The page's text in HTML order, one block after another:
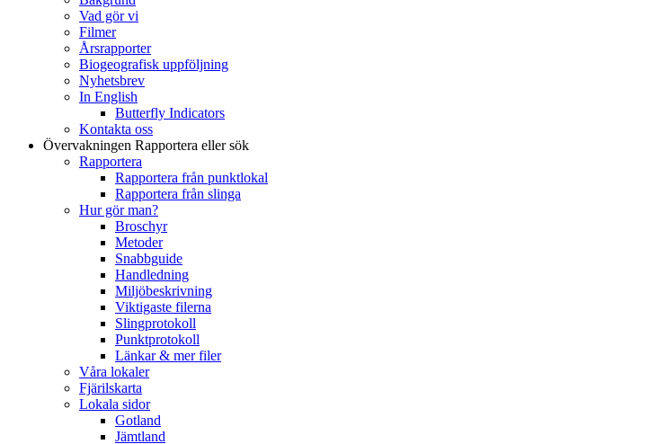
Vad gör vi
Filmer
Årsrapporter
Biogeografisk uppföljning
Nyhetsbrev
In English
Butterfly Indicators
Kontakta oss
Övervakningen Rapportera eller sök
Rapportera
Rapportera från punktlokal
Rapportera från slinga
Hur gör man?
Broschyr
Metoder
Snabbguide
Handledning
Miljöbeskrivning
Viktigaste filerna
Slingprotokoll
Punktprotokoll
Länkar & mer filer
Våra lokaler
Fjärilskarta
Lokala sidor
Gotland
Jämtland